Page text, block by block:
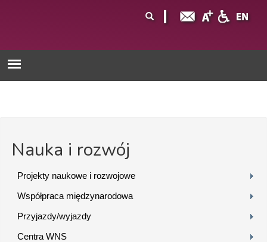
wyszukiwania
Nauka i rozwój
Projekty naukowe i rozwojowe
Współpraca międzynarodowa
Przyjazdy/wyjazdy
Centra WNS